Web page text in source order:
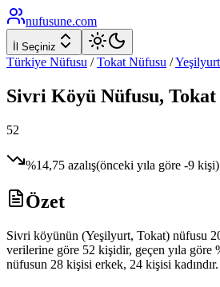
nufusune.com
İl Seçiniz
Türkiye Nüfusu / Tokat Nüfusu /Yeşilyurt
Sivri Köyü Nüfusu, Tokat
52
%14,75 azalış(önceki yıla göre -9 kişi)
Özet
Sivri köyünün (Yeşilyurt, Tokat) nüfusu
verilerine göre 52 kişidir, geçen yıla göre
nüfusun 28 kişisi erkek, 24 kişisi kadındır.